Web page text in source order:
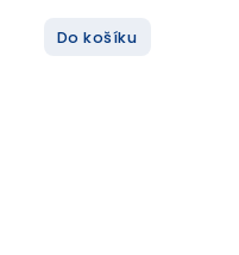
Do košíku